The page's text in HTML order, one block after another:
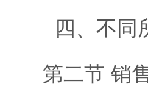
四、不同
第二节 销